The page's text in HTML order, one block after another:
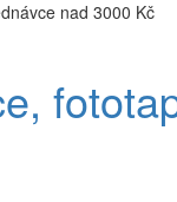
nad 3000 Kč